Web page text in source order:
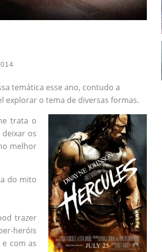
temática esse ano, contudo a
explorar o tema de diversas formas.
trata o
os
melhor
do mito
trazer
heróis
com as